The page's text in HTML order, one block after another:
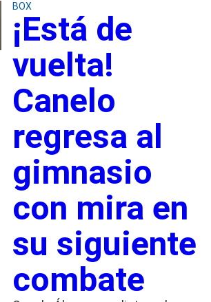
BOX
¡Está de
vuelta!
Canelo
regresa al
gimnasio
con mira en
su siguiente
combate